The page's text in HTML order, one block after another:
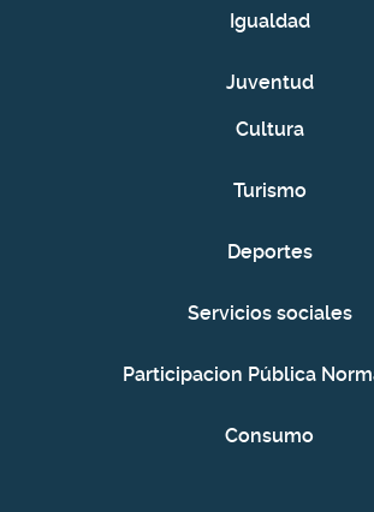
Igualdad
Juventud
Cultura
Turismo
Deportes
Servicios sociales
Participacion Pública
Consumo